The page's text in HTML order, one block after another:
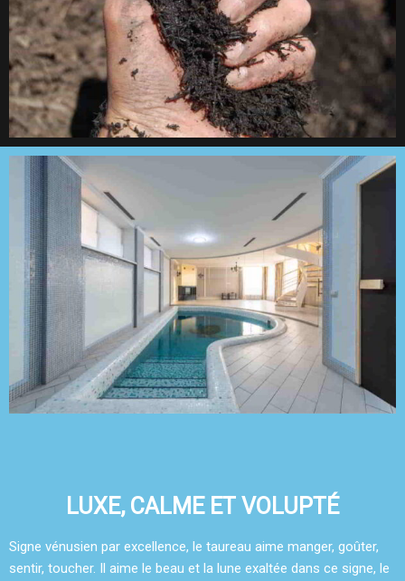
LUXE, CALME ET VOLUPTÉ
Signe vénusien par excellence, le taureau aime manger, goûter,
sentir, toucher. Il aime le beau et la lune exaltée dans ce signe, le